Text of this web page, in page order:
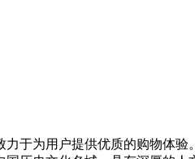
于为用户提供优质的购物体